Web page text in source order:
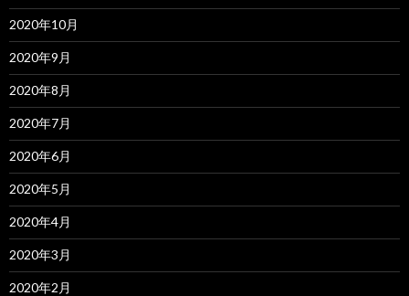
2020年10月
2020年9月
2020年8月
2020年7月
2020年6月
2020年5月
2020年4月
2020年3月
2020年2月